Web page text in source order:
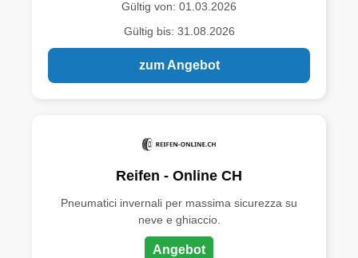
Gültig von: 01.03.2026
Gültig bis: 31.08.2026
zum Angebot
Reifen - Online CH
Pneumatici invernali per massima sicurezza su
neve e ghiaccio.
Angebot